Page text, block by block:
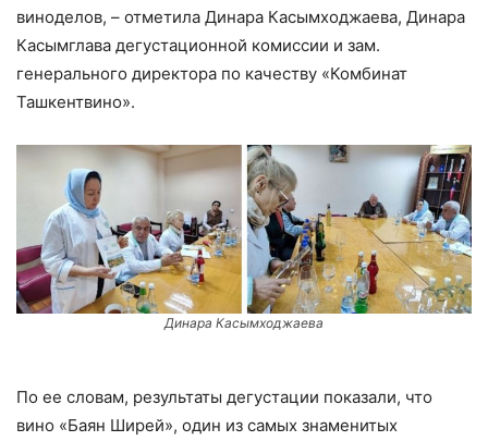
виноделов, – отметила Динара Касымходжаева, Динара
Касымглава дегустационной комиссии и зам.
генерального директора по качеству «Комбинат
Ташкентвино».
Динара Касымходжаева
По ее словам, результаты дегустации показали, что
вино «Баян Ширей», один из самых знаменитых